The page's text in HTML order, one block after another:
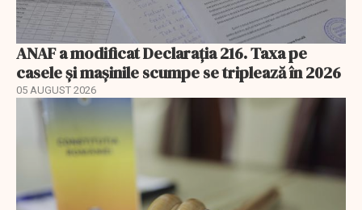
ANAF a modificat Declarația 216. Taxa pe
casele și mașinile scumpe se triplează în 2026
05 AUGUST 2026